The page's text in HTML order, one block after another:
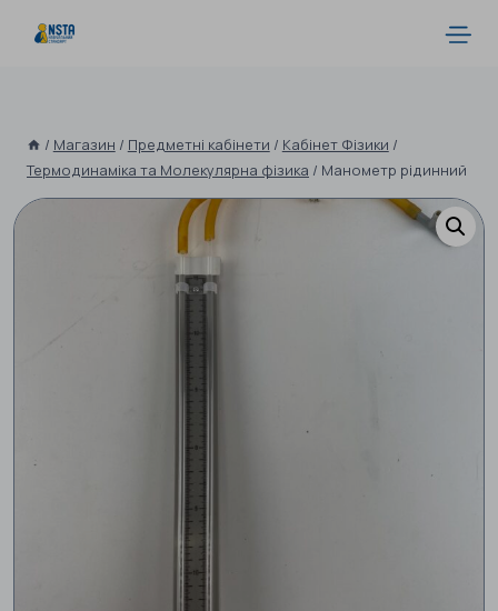
/ Магазин / Предметні кабінети / Кабінет Фізики /
Термодинаміка та Молекулярна фізика / Манометр рідинний